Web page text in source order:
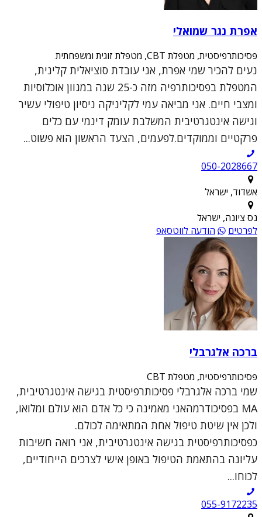
אפרת נגר שמואלי
פסיכותרפיסטית, מטפלת CBT, מטפלת זוגית ומשפחתית
נעים להכיר שמי אפרת, אני עובדת סוציאלית קלינית,
המטפלת בפסיכותרפיה מזה כ-25 שנה במגוון אוכלוסיות
ומצבי חיים. אני מביאה עמי לקליניקה ניסיון טיפולי עשיר
וגישה אינטגרטיבית המשלבת עומק דינמי עם כלים
פרקטיים וממוקדים.לפעמים, הצעד הראשון הוא פשוט...
050-2028667
אשדוד, ישראל
נס ציונה, ישראל
לפרטים
הודעה לווטסאפ
ברכה אלגרבלי
פסיכותרפיסטית, מטפלת CBT
שמי ברכה אלגרבלי פסיכותרפיסטית בגישה אינטגרטיבית,
MA בפסיכודרמהאני מאמינה כי כל אדם הוא עולם ומלואו,
ולכן אין שיטת טיפול אחת המתאימה לכולם.
כפסיכותרפיסטית בגישה אינטגרטיבית, אני רואה חשיבות
עליונה בהתאמת הטיפול באופן אישי לצרכים הייחודיים,
לכוחו...
055-9172235